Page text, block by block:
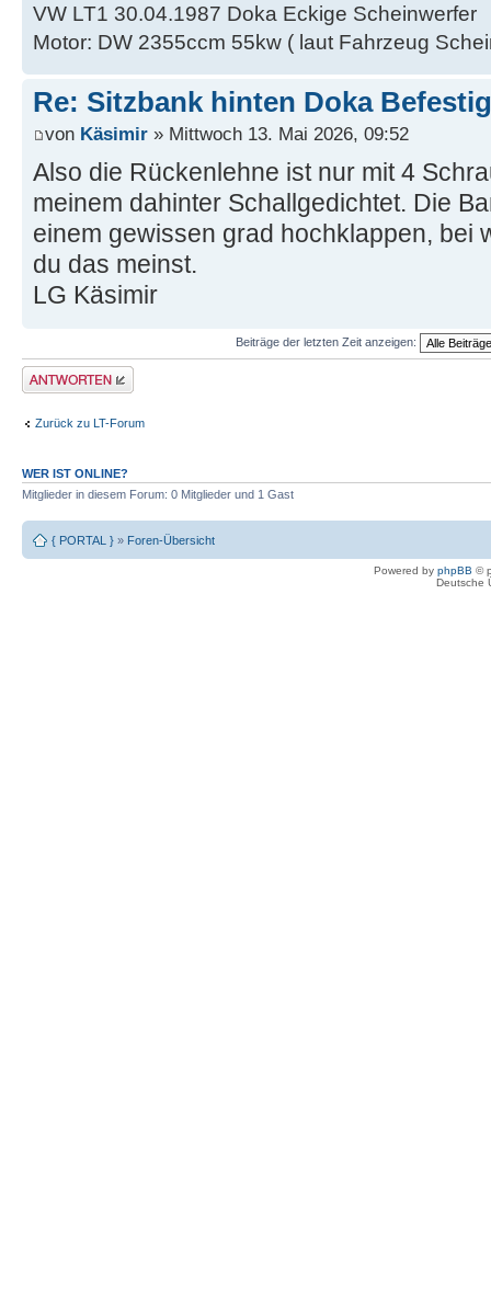
VW LT1 30.04.1987 Doka Eckige Scheinwerfer
Motor: DW 2355ccm 55kw ( laut Fahrzeug
Re: Sitzbank hinten Doka
von Käsimir » Mittwoch 13. Mai 2026, 09:52
Also die Rückenlehne ist nur mit 4
meinem dahinter Schallgedichtet. Die
einem gewissen grad hochklappen, bei
du das meinst.
LG Käsimir
Beiträge der letzten Zeit anzeigen:
Antwort erstellen
Zurück zu LT-Forum
WER IST ONLINE?
Mitglieder in diesem Forum: 0 Mitglieder und 1 Gast
{ PORTAL } » Foren-Übersicht
Powered by phpBB ©
Deutsche